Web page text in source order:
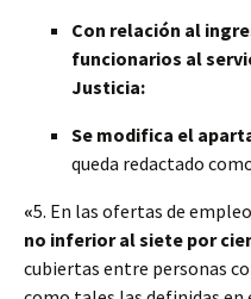
Con relación al
funcionarios al
Justicia:
Se modifica el
queda redactado
«5. En las ofertas de
no inferior al siete por
cubiertas entre personas